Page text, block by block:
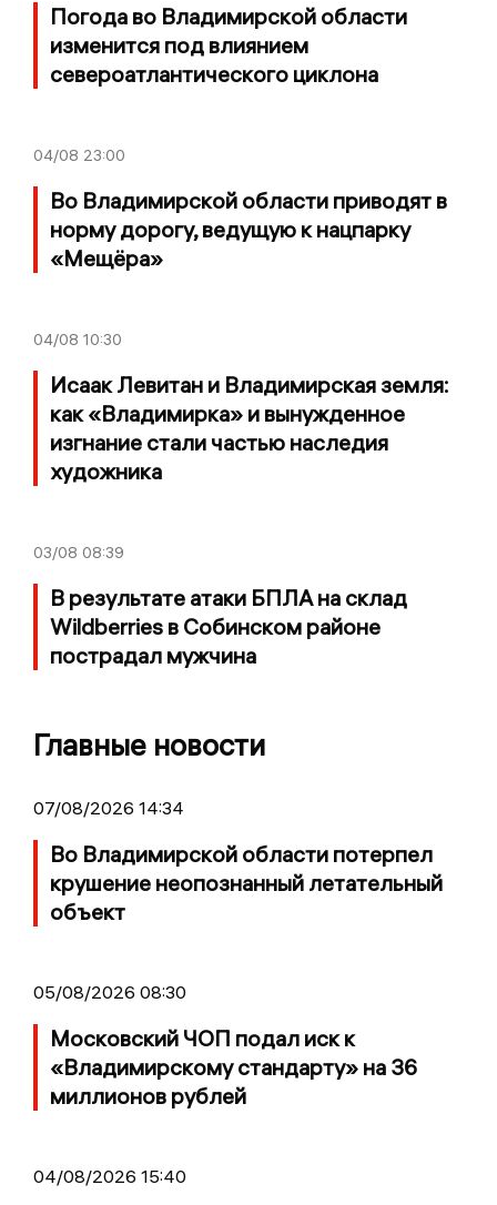
Погода во Владимирской области
изменится под влиянием
североатлантического циклона
04/08 23:00
Во Владимирской области приводят в
норму дорогу, ведущую к нацпарку
«Мещёра»
04/08 10:30
Исаак Левитан и Владимирская земля:
как «Владимирка» и вынужденное
изгнание стали частью наследия
художника
03/08 08:39
В результате атаки БПЛА на склад
Wildberries в Собинском районе
пострадал мужчина
Главные новости
07/08/2026 14:34
Во Владимирской области потерпел
крушение неопознанный летательный
объект
05/08/2026 08:30
Московский ЧОП подал иск к
«Владимирскому стандарту» на 36
миллионов рублей
04/08/2026 15:40